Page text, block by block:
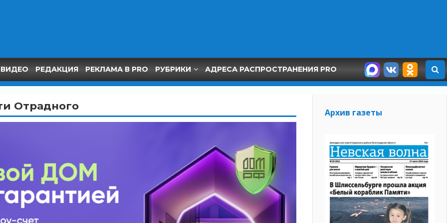
ВИДЕО РЕДАКЦИЯ РЕКЛАМА В PRO РУБРИКИ АДРЕСА РАСПРОСТРАНЕНИЯ PRO
Отрадного
Архив газеты